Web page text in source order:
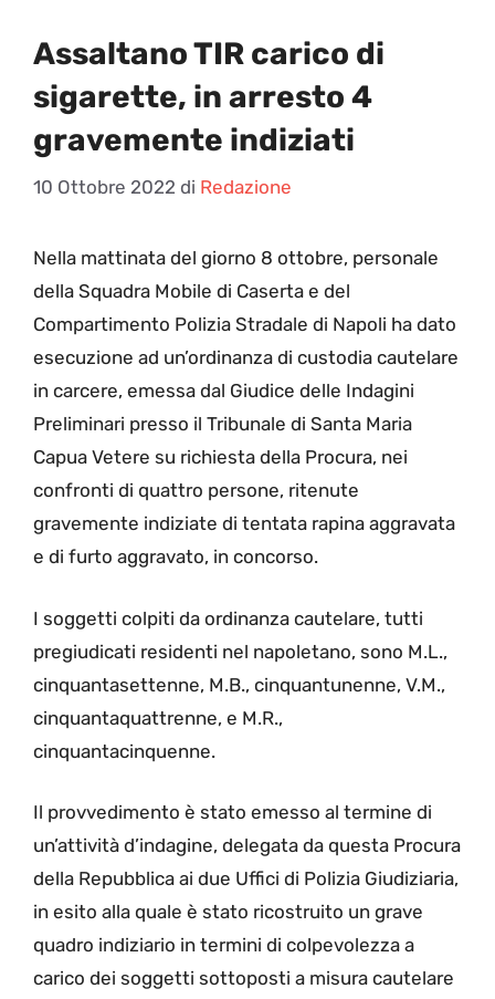
Assaltano TIR carico di
sigarette, in arresto 4
gravemente indiziati
10 Ottobre 2022 di Redazione
Nella mattinata del giorno 8 ottobre, personale
della Squadra Mobile di Caserta e del
Compartimento Polizia Stradale di Napoli ha dato
esecuzione ad un’ordinanza di custodia cautelare
in carcere, emessa dal Giudice delle Indagini
Preliminari presso il Tribunale di Santa Maria
Capua Vetere su richiesta della Procura, nei
confronti di quattro persone, ritenute
gravemente indiziate di tentata rapina aggravata
e di furto aggravato, in concorso.
I soggetti colpiti da ordinanza cautelare, tutti
pregiudicati residenti nel napoletano, sono M.L.,
cinquantasettenne, M.B., cinquantunenne, V.M.,
cinquantaquattrenne, e M.R.,
cinquantacinquenne.
Il provvedimento è stato emesso al termine di
un’attività d’indagine, delegata da questa Procura
della Repubblica ai due Uffici di Polizia Giudiziaria,
in esito alla quale è stato ricostruito un grave
quadro indiziario in termini di colpevolezza a
carico dei soggetti sottoposti a misura cautelare